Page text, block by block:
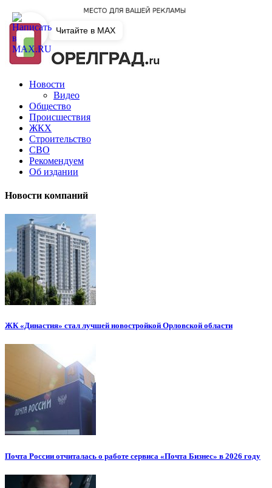
Новости
Видео
Общество
Происшествия
ЖКХ
Строительство
СВО
Рекомендуем
Об издании
Новости компаний
ЖК «Династия» стал лучшей новостройкой Орловской области
Почта России отчиталась о работе сервиса «Почта Бизнес» в 2026 году
Читайте в MAX